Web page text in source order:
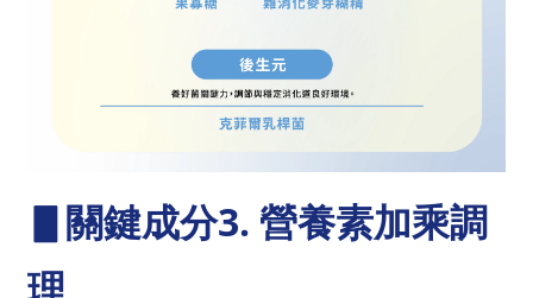
▋關鍵成分3. 營養素加乘調
理